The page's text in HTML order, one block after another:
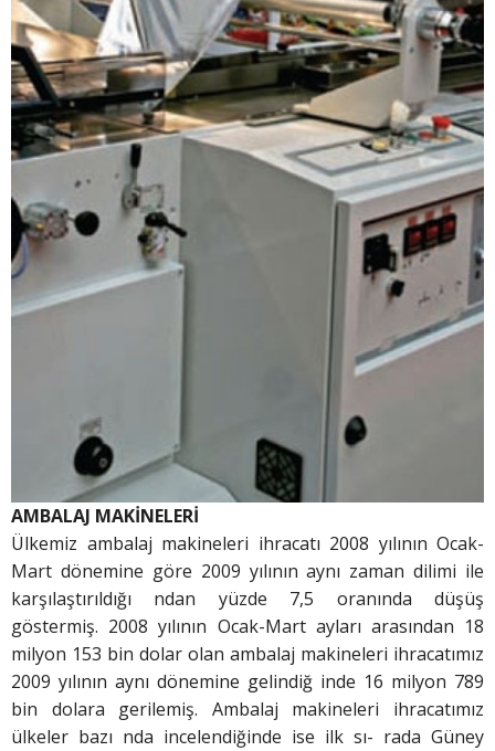
AMBALAJ MAKİNELERİ
Ülkemiz ambalaj makineleri ihracatı 2008 yılının Ocak-
Mart dönemine göre 2009 yılının aynı zaman dilimi ile
karşılaştırıldığı ndan yüzde 7,5 oranında düşüş
göstermiş. 2008 yılının Ocak-Mart ayları arasından 18
milyon 153 bin dolar olan ambalaj makineleri ihracatımız
2009 yılının aynı dönemine gelindiğ inde 16 milyon 789
bin dolara gerilemiş. Ambalaj makineleri ihracatımız
ülkeler bazı nda incelendiğinde ise ilk sı- rada Güney